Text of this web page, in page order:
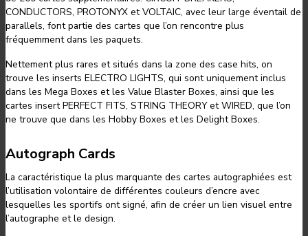
CONDUCTORS, PROTONYX et VOLTAIC, avec leur large éventail de
parallels, font partie des cartes que l’on rencontre plus
fréquemment dans les paquets.
Nettement plus rares et situés dans la zone des case hits, on
trouve les inserts ELECTRO LIGHTS, qui sont uniquement inclus
dans les Mega Boxes et les Value Blaster Boxes, ainsi que les
cartes insert PERFECT FITS, STRING THEORY et WIRED, que l’on
ne trouve que dans les Hobby Boxes et les Delight Boxes.
Autograph Cards
La caractéristique la plus marquante des cartes autographiées est
l’utilisation volontaire de différentes couleurs d’encre avec
lesquelles les sportifs ont signé, afin de créer un lien visuel entre
l’autographe et le design.